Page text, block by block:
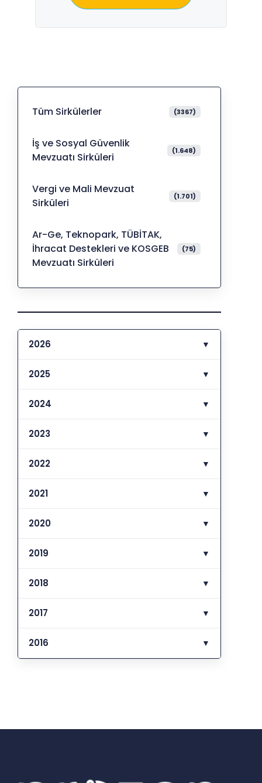
Tüm Sirkülerler (3367)
İş ve Sosyal Güvenlik
Mevzuatı Sirküleri
(1.648)
Vergi ve Mali Mevzuat
Sirküleri
(1.701)
Ar-Ge, Teknopark, TÜBİTAK,
İhracat Destekleri ve KOSGEB
Mevzuatı Sirküleri
(75)
2026 ▼
2025 ▼
2024 ▼
2023 ▼
2022 ▼
2021 ▼
2020 ▼
2019 ▼
2018 ▼
2017 ▼
2016 ▼